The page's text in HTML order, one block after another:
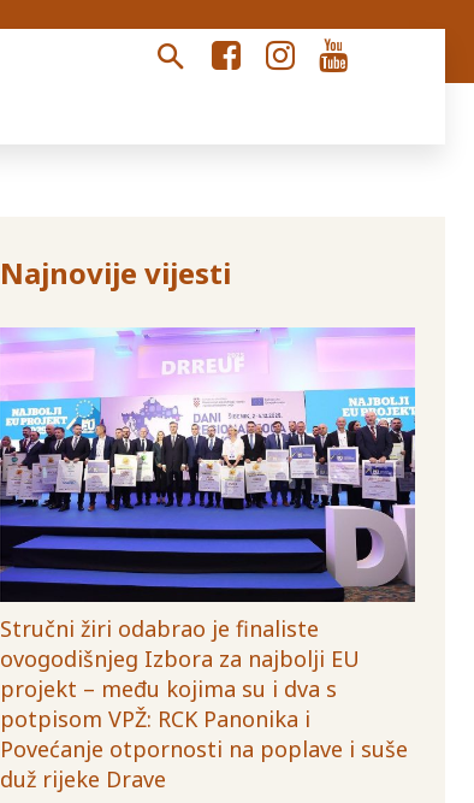
Najnovije vijesti
Stručni žiri odabrao je finaliste
ovogodišnjeg Izbora za najbolji EU
projekt – među kojima su i dva s
potpisom VPŽ: RCK Panonika i
Povećanje otpornosti na poplave i suše
duž rijeke Drave